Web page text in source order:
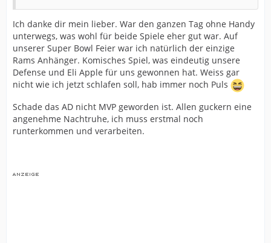
Ich danke dir mein lieber. War den ganzen Tag ohne Handy
unterwegs, was wohl für beide Spiele eher gut war. Auf
unserer Super Bowl Feier war ich natürlich der einzige
Rams Anhänger. Komisches Spiel, was eindeutig unsere
Defense und Eli Apple für uns gewonnen hat. Weiss gar
nicht wie ich jetzt schlafen soll, hab immer noch Puls
Schade das AD nicht MVP geworden ist. Allen guckern eine
angenehme Nachtruhe, ich muss erstmal noch
runterkommen und verarbeiten.